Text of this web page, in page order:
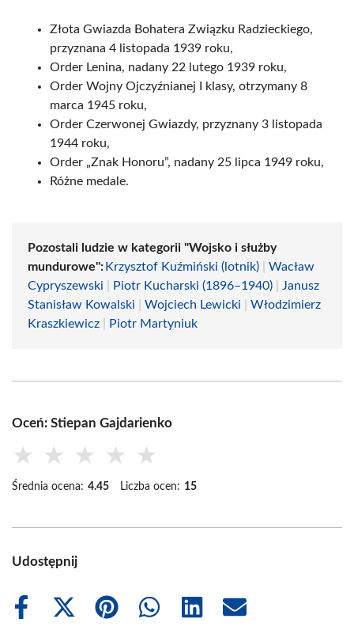
Złota Gwiazda Bohatera Związku Radzieckiego,
przyznana 4 listopada 1939 roku,
Order Lenina, nadany 22 lutego 1939 roku,
Order Wojny Ojczyźnianej I klasy, otrzymany 8
marca 1945 roku,
Order Czerwonej Gwiazdy, przyznany 3 listopada
1944 roku,
Order „Znak Honoru”, nadany 25 lipca 1949 roku,
Różne medale.
Pozostali ludzie w kategorii "Wojsko i służby
mundurowe": Krzysztof Kuźmiński (lotnik)
Wacław
Cypryszewski
Piotr Kucharski (1896–1940)
Janusz
Stanisław Kowalski
Wojciech Lewicki
Włodzimierz
Kraszkiewicz
Piotr Martyniuk
Oceń: Stiepan Gajdarienko
★ ★ ★ ★ ★
Średnia ocena: 4.45 Liczba ocen: 15
Udostępnij
Share
Share
Share
Share
Share
Share